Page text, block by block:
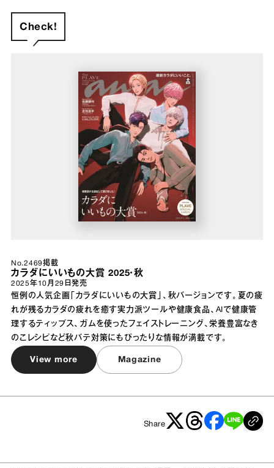
Check!
No.2469掲載
カラダにいいもの大賞 2025・秋
2025年10月29日 発売
恒例の人気企画「カラダにいいもの大賞」、秋バージョンです。夏の疲
れが残るカラダの疲れを癒す実力派ツールや健康食品、AIで健康管
理するティップス、ガムを使ったフェイストレーニング、栄養豊富なき
のこレシピなど秋バテ対策にもぴったりな情報が満載です。
View more Magazine
Share